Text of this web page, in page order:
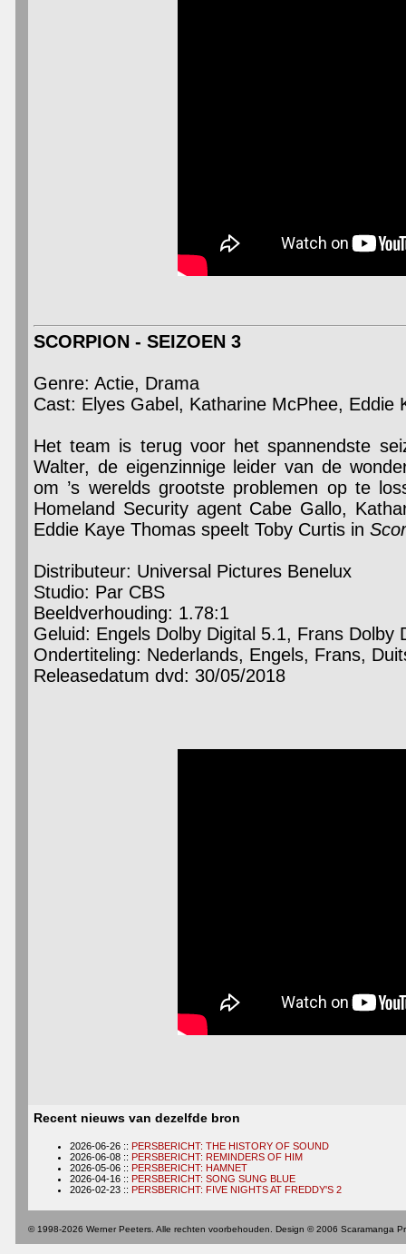
SCORPION - SEIZOEN 3
Genre: Actie, Drama
Cast: Elyes Gabel, Katharine McPhee, Eddie
Het team is terug voor het spannendste
Walter, de eigenzinnige leider van de
om ’s werelds grootste problemen op te
Homeland Security agent Cabe Gallo,
Eddie Kaye Thomas speelt Toby Curtis in
Distributeur: Universal Pictures Benelux
Studio: Par CBS
Beeldverhouding: 1.78:1
Geluid: Engels Dolby Digital 5.1, Frans Dolby
Ondertiteling: Nederlands, Engels, Frans,
Releasedatum dvd: 30/05/2018
Recent nieuws van dezelfde bron
2026-06-26 :: PERSBERICHT: THE HISTORY OF SOUND
2026-06-08 :: PERSBERICHT: REMINDERS OF HIM
2026-05-06 :: PERSBERICHT: HAMNET
2026-04-16 :: PERSBERICHT: SONG SUNG BLUE
2026-02-23 :: PERSBERICHT: FIVE NIGHTS AT FREDDY'S 2
© 1998-2026 Werner Peeters. Alle rechten voorbehouden. Design © 2006 Scaramanga